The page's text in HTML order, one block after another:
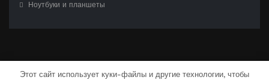
Ноутбуки и планшеты
Этот сайт использует куки-файлы и другие технологии, чтобы